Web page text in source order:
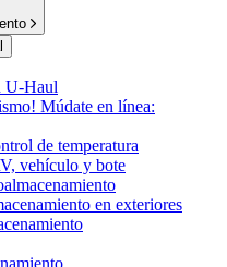
U-Haul
Múdate en línea:
de temperatura
vehículo y bote
en exteriores